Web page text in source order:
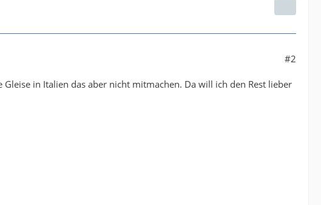
#2
in Italien das aber nicht mitmachen. Da will ich den Rest lieber